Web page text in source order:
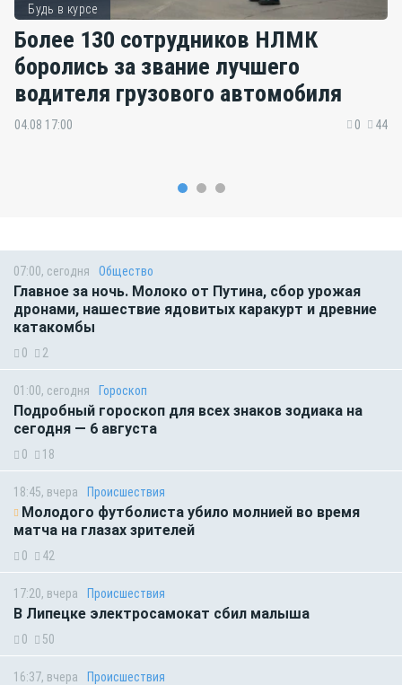
Будь в курсе
Более 130 сотрудников НЛМК
боролись за звание лучшего
водителя грузового автомобиля
04.08 17:00 0 44
07:00, сегодня Общество
Главное за ночь. Молоко от Путина, сбор урожая
дронами, нашествие ядовитых каракурт и древние
катакомбы
0 2
01:00, сегодня Гороскоп
Подробный гороскоп для всех знаков зодиака на
сегодня — 6 августа
0 18
18:45, вчера Происшествия
Молодого футболиста убило молнией во время
матча на глазах зрителей
0 42
17:20, вчера Происшествия
В Липецке электросамокат сбил малыша
0 50
16:37, вчера Происшествия